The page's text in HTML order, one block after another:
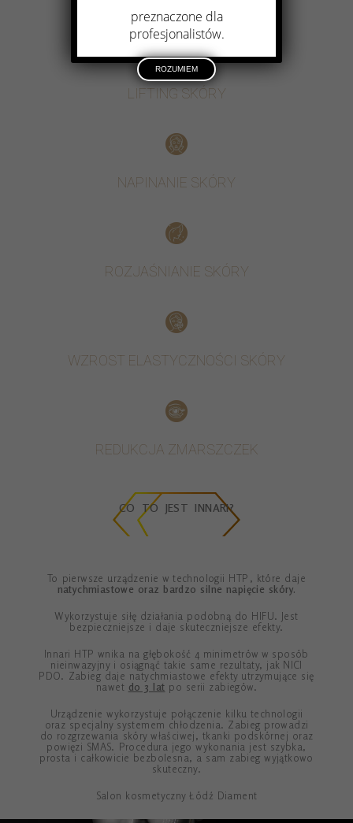
LIFTING SKÓRY
NAPINANIE SKÓRY
ROZJAŚNIANIE SKÓRY
WZROST ELASTYCZNOŚCI SKÓRY
REDUKCJA ZMARSZCZEK
CO TO JEST INNARI?
To pierwsze urządzenie w technologii HTP, które daje
natychmiastowe oraz bardzo silne napięcie skóry.
Wykorzystuje siłę działania podobną do HIFU. Jest
bezpieczniejsze i daje skuteczniejsze efekty.
Innari HTP wnika na głębokość 4 minimetrów w sposób
nieinwazyjny i osiągnąć takie same rezultaty, jak NICI
PDO. Zabieg daje natychmiastowe efekty utrzymujące się
nawet do 3 lat po serii zabiegów.
Urządzenie wykorzystuje połączenie kilku technologii
oraz specjalny systemem chłodzenia. Zabieg prowadzi
do rozgrzewania skóry właściwej, tkanki podskórnej oraz
powięzi SMAS. Procedura jego wykonania jest szybka,
prosta i całkowicie bezbolesna, a sam zabieg wyjątkowo
skuteczny.
Salon kosmetyczny Łódź Diament
preznaczone dla
profesjonalistów.
ROZUMIEM